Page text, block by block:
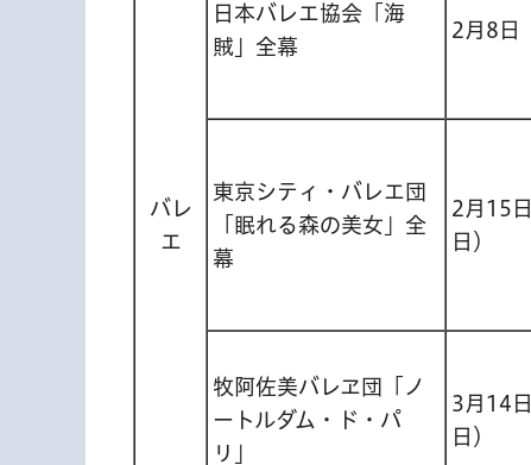
バレ
エ
日本バレエ協会「海
賊」全幕
2月8日
東京シティ・バレエ団
「眠れる森の美女」全
幕
2月15
日）
牧阿佐美バレヱ団「ノ
ートルダム・ド・パ
リ」
3月14
日）